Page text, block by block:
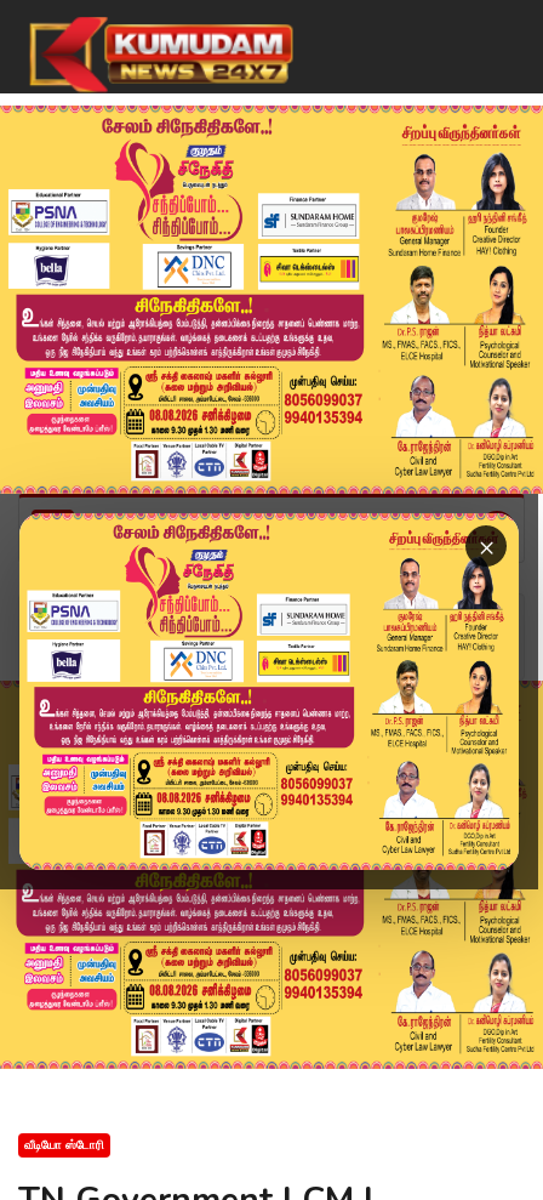
×
Home
வீடியோ ஸ்டோரி
TN Government | CM | "தமிழ்நாட்டு முதலமைச்சரின்...
வீடியோ ஸ்டோரி